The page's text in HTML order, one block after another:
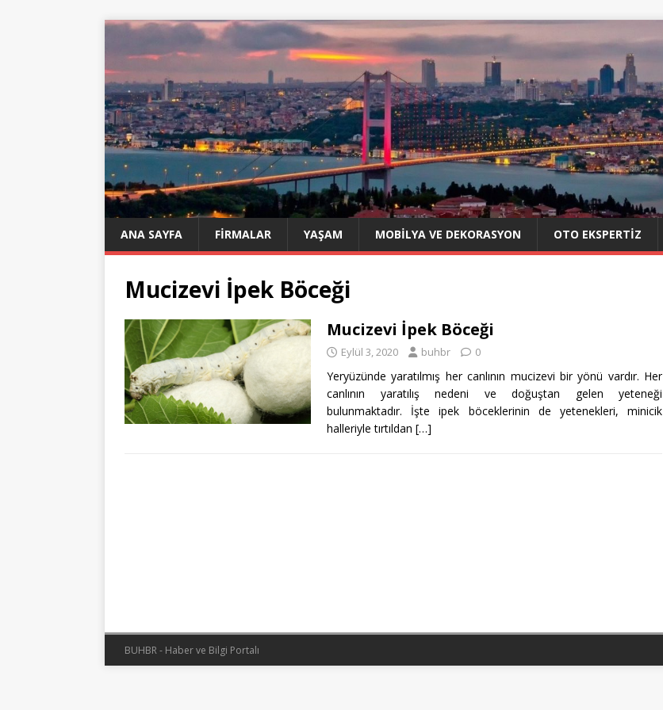
ANA SAYFA FIRMALAR YAŞAM MOBILYA VE DEKORASYON OTO EKSPERTIZ
Mucizevi İpek Böceği
Mucizevi İpek Böceği
Eylül 3, 2020 buhbr 0
Yeryüzünde yaratılmış her canlının mucizevi bir yönü vardır. Her
canlının yaratılış nedeni ve doğuştan gelen yeteneği
bulunmaktadır. İşte ipek böceklerinin de yetenekleri, minicik
halleriyle tırtıldan […]
BUHBR - Haber ve Bilgi Portalı